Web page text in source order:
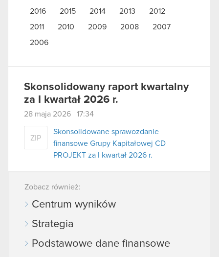
2016
2015 2014 2013
2012
2011
2010 2009 2008
2007
2006
Skonsolidowany raport kwartalny
za I kwartał 2026 r.
28 maja 2026 17:34
ZIP
Skonsolidowane sprawozdanie
finansowe Grupy Kapitałowej CD
PROJEKT za I kwartał 2026 r.
Zobacz również:
Centrum wyników
Strategia
Podstawowe dane finansowe